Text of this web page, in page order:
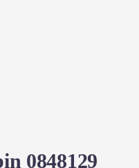
0848129